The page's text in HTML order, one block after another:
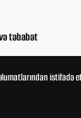
təbabət